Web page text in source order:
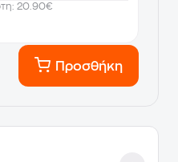
20.90€
Προσθήκη